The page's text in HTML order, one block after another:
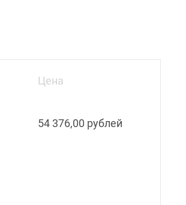
Цена
54 376,00 рублей